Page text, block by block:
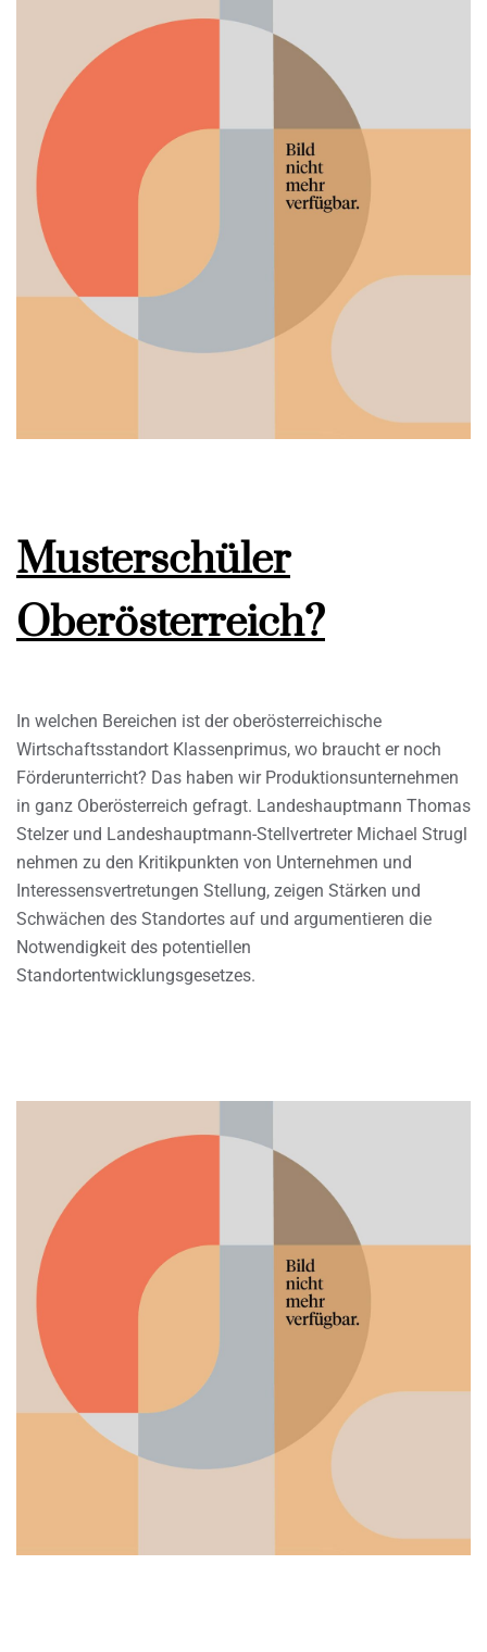
Musterschüler
Oberösterreich?
In welchen Bereichen ist der oberösterreichische
Wirtschaftsstandort Klassenprimus, wo braucht er noch
Förderunterricht? Das haben wir Produktionsunternehmen
in ganz Oberösterreich gefragt. Landeshauptmann Thomas
Stelzer und Landeshauptmann-Stellvertreter Michael Strugl
nehmen zu den Kritikpunkten von Unternehmen und
Interessensvertretungen Stellung, zeigen Stärken und
Schwächen des Standortes auf und argumentieren die
Notwendigkeit des potentiellen
Standortentwicklungsgesetzes.